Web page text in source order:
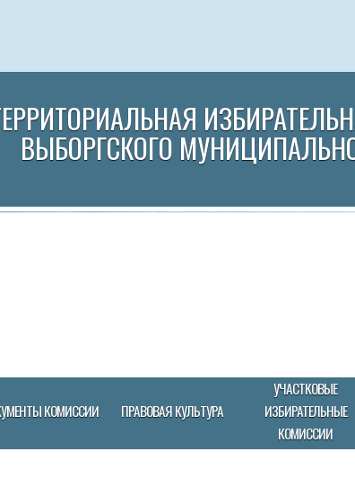
ВЫБОРГСКОГО
КОМИССИИ ПРАВОВАЯ КУЛЬТУРА
УЧАСТКОВЫЕ
ИЗБИРАТЕЛЬНЫЕ
КОМИССИИ